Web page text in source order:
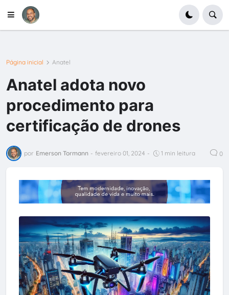
Página inicial Anatel
Anatel adota novo
procedimento para
certificação de drones
por Emerson Tormann - fevereiro 01, 2024 - 1 min leitura 0